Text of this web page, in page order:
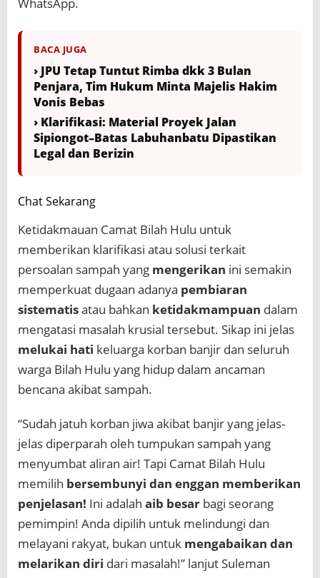
BACA JUGA
› JPU Tetap Tuntut Rimba dkk 3 Bulan
Penjara, Tim Hukum Minta Majelis Hakim
Vonis Bebas
› Klarifikasi: Material Proyek Jalan
Sipiongot–Batas Labuhanbatu Dipastikan
Legal dan Berizin
Chat Sekarang
Ketidakmauan Camat Bilah Hulu untuk
memberikan klarifikasi atau solusi terkait
persoalan sampah yang mengerikan ini semakin
memperkuat dugaan adanya pembiaran
sistematisatau bahkan ketidakmampuan dalam
mengatasi masalah krusial tersebut. Sikap ini jelas
melukai hati keluarga korban banjir dan seluruh
warga Bilah Hulu yang hidup dalam ancaman
bencana akibat sampah.
“Sudah jatuh korban jiwa akibat banjir yang jelas-
jelas diperparah oleh tumpukan sampah yang
menyumbat aliran air! Tapi Camat Bilah Hulu
memilih bersembunyi dan enggan memberikan
penjelasan! Ini adalah aib besar bagi seorang
pemimpin! Anda dipilih untuk melindungi dan
melayani rakyat, bukan untuk mengabaikan dan
melarikan diri dari masalah!” lanjut Suleman